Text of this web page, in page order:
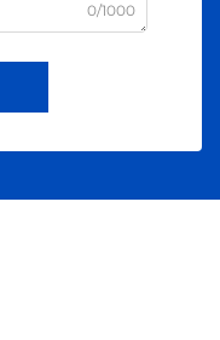
0/1000